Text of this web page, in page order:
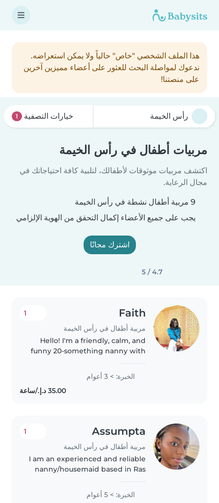
هذا الملف الشخصي "خاص" حالياً ولا يمكن استعراضه.
ندعوك لمواصلة البحث للعثور على أعضاء مميزين آخرين
على منصتنا!
خيارات التصفية 1
مربيات أطفال في رأس الخيمة
اكتشف مربيات موثوقات لأطفالك، لتلبية كافة احتياجاتك في
مجال الرعاية.
9 مربية أطفال نشطة في رأس الخيمة
يجب على جميع الأعضاء إكمال التحقق من الهوية الإلزامي
اشترك مجانًا
4.7 / 5
Faith
مربية أطفال في رأس الخيمة
1
Hello! I'm a friendly, calm, and
funny 20-something nanny with
preschoolers, toddlers, and
gradeschoolers. I love engaging
kids with drawing, reading,..
الخبرة: > 3 أعوام
Assumpta
مربية أطفال في رأس الخيمة
1
I am an experienced and reliable
nanny/housemaid based in Ras
childcare and housekeeping
الخبرة: > 5 أعوام